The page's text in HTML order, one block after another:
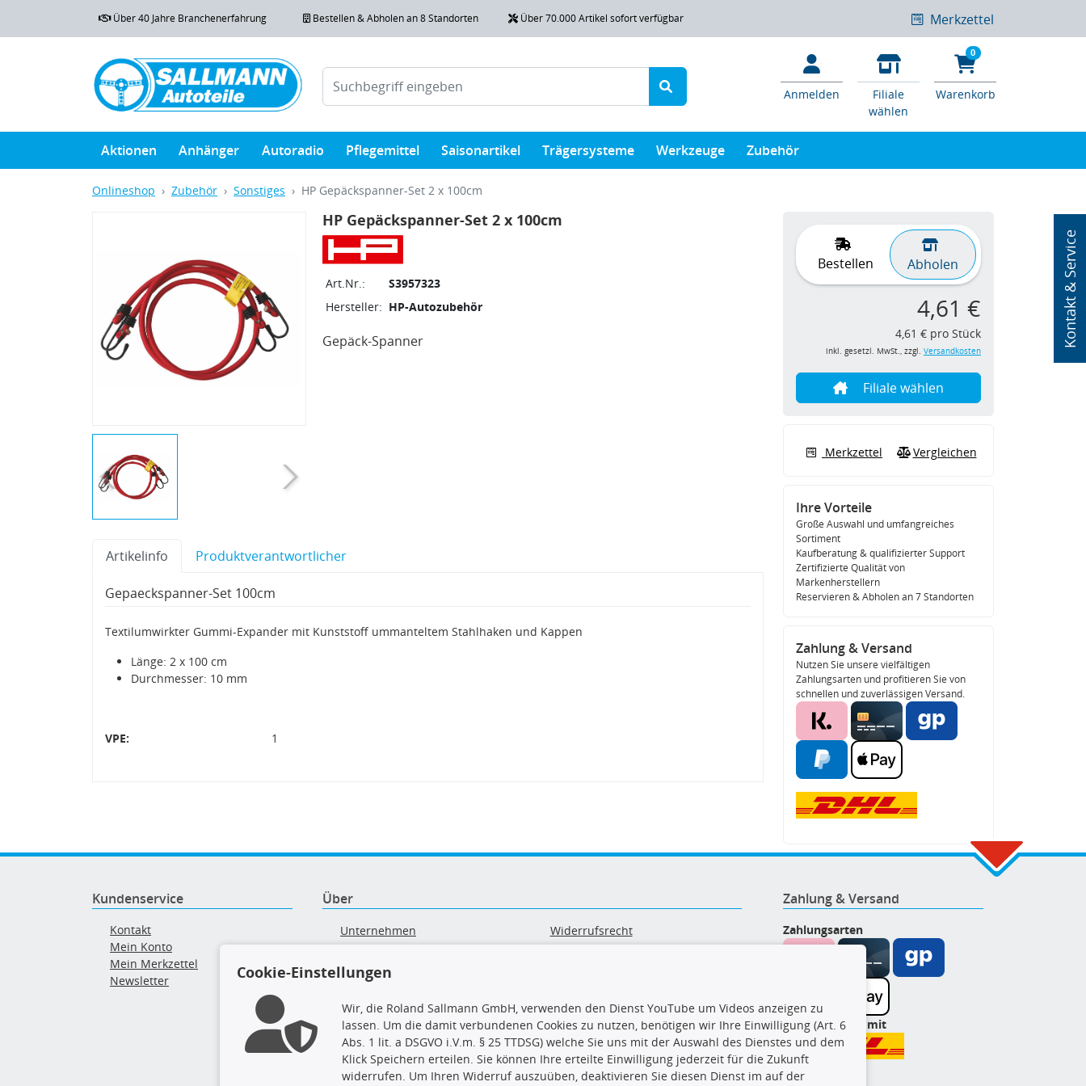
Kontakt & Service
Über 40 Jahre Branchenerfahrung Bestellen & Abholen an 8 Standorten Über 70.000 Artikel sofort verfügbar Merkzettel
Anmelden
Filiale
wählen
0
Warenkorb
Aktionen Anhänger Autoradio Pflegemittel Saisonartikel Trägersysteme Werkzeuge Zubehör
Onlineshop Zubehör Sonstiges HP Gepäckspanner-Set 2 x 100cm
HP Gepäckspanner-Set 2 x 100cm
Art.Nr.:
S3957323
Hersteller: HP-Autozubehör
Gepäck-Spanner
Artikelinfo Produktverantwortlicher
Gepaeckspanner-Set 100cm
Textilumwirkter Gummi-Expander mit Kunststoff ummanteltem Stahlhaken und Kappen
Länge: 2 x 100 cm
Durchmesser: 10 mm
VPE: 1
Bestellen Abholen
4,61 €
4,61 € pro Stück
inkl. gesetzl. MwSt., zzgl. Versandkosten
Filiale wählen
Merkzettel Vergleichen
Ihre Vorteile
Große Auswahl und umfangreiches
Sortiment
Kaufberatung & qualifizierter Support
Zertifizierte Qualität von
Markenherstellern
Reservieren & Abholen an 7 Standorten
Zahlung & Versand
Nutzen Sie unsere vielfältigen
Zahlungsarten und profitieren Sie von
schnellen und zuverlässigen Versand.
Kundenservice
Kontakt
Mein Konto
Mein Merkzettel
Newsletter
Über
Unternehmen
AGB
Versand & Zahlung
Altgeräte-/ Batterieentsorgung
Widerrufsrecht
Widerrufsformular
Barrierefreiheitserklärung
Zahlung & Versand
Zahlungsarten
Wir versenden mit
Cookie-Einstellungen
Wir, die Roland Sallmann GmbH, verwenden den Dienst YouTube um Videos anzeigen zu
lassen. Um die damit verbundenen Cookies zu nutzen, benötigen wir Ihre Einwilligung (Art. 6
Abs. 1 lit. a DSGVO i.V.m. § 25 TTDSG) welche Sie uns mit der Auswahl des Dienstes und dem
Klick Speichern erteilen. Sie können Ihre erteilte Einwilligung jederzeit für die Zukunft
widerrufen. Um Ihren Widerruf auszuüben, deaktivieren Sie diesen Dienst im auf der